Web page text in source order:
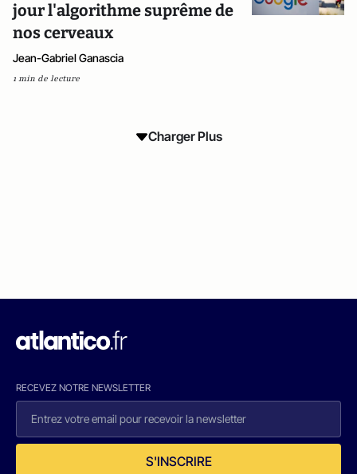
jour l'algorithme suprême de
nos cerveaux
Jean-Gabriel Ganascia
1 min de lecture
Charger Plus
RECEVEZ NOTRE NEWSLETTER
S'INSCRIRE